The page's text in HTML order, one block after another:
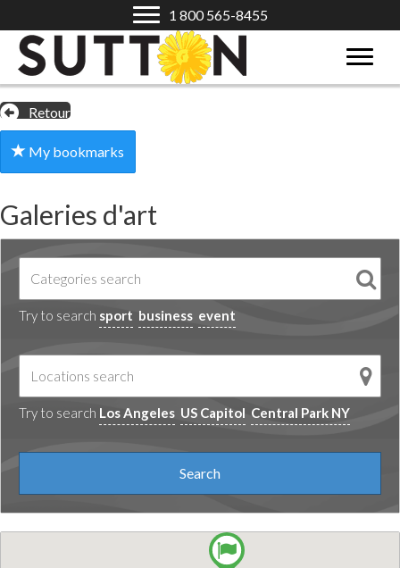
1 800 565-8455
Retour
My bookmarks
Galeries d'art
Try to search sport business event
Try to search Los Angeles US Capitol Central Park NY